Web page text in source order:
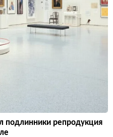
подлинники репродукция